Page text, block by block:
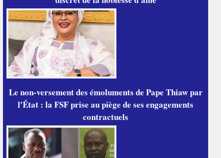
Le non-versement des émoluments de Pape Thiaw par
l'État : la FSF prise au piège de ses engagements
contractuels